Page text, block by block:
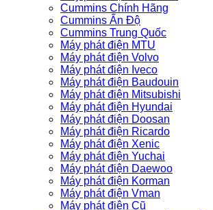
Cummins Chính Hãng
Cummins Ấn Độ
Cummins Trung Quốc
Máy phát điện MTU
Máy phát điện Volvo
Máy phát điện Iveco
Máy phát điện Baudouin
Máy phát điện Mitsubishi
Máy phát điện Hyundai
Máy phát điện Doosan
Máy phát điện Ricardo
Máy phát điện Xenic
Máy phát điện Yuchai
Máy phát điện Daewoo
Máy phát điện Korman
Máy phát điện Vman
Máy phát điện Cũ